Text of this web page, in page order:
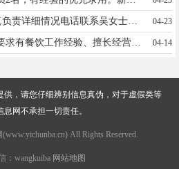
招聘B证司机工作认真负责详细情况电话联系吴女士13204587555 04-23
餐厅招聘店长一名，要求有餐饮工作经验、擅长经营管理。工作地点:伊美区联系电话:6129808/18745897737联系电话：18745897737王18745897737 04-14
供，请您仔细辨别信息真伪，对于虚假类等
网不承担一切责任。
All Rights Reserved.
：wangkuiba 网站地图